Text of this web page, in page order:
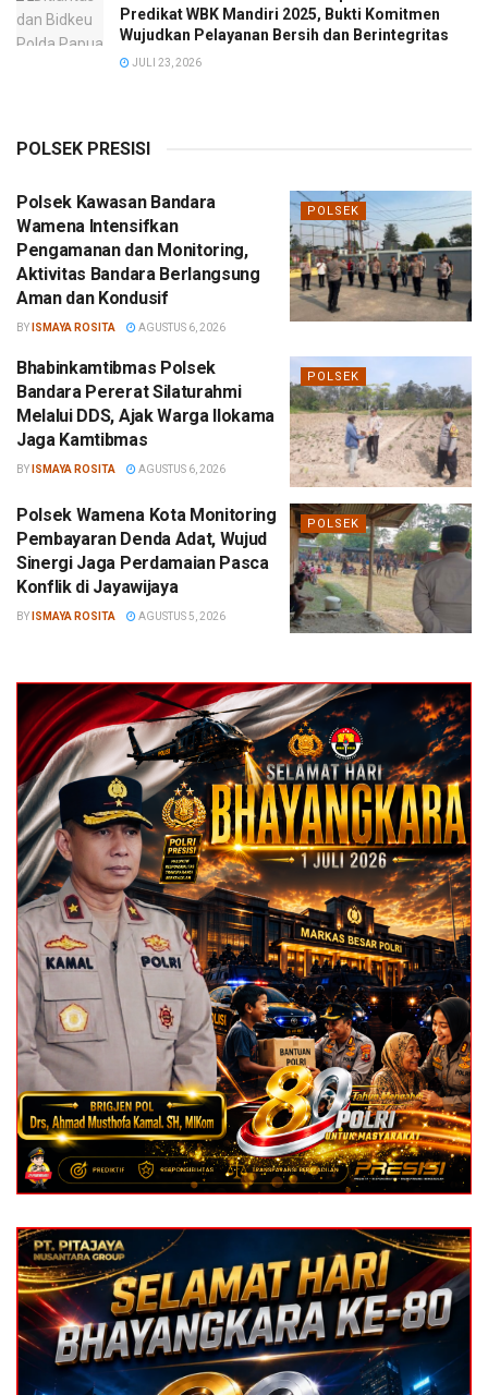
Predikat WBK Mandiri 2025, Bukti Komitmen
Wujudkan Pelayanan Bersih dan Berintegritas
JULI 23, 2026
POLSEK PRESISI
POLSEK
Polsek Kawasan Bandara
Wamena Intensifkan
Pengamanan dan Monitoring,
Aktivitas Bandara Berlangsung
Aman dan Kondusif
BY ISMAYA ROSITA AGUSTUS 6, 2026
POLSEK
Bhabinkamtibmas Polsek
Bandara Pererat Silaturahmi
Melalui DDS, Ajak Warga Ilokama
Jaga Kamtibmas
BY ISMAYA ROSITA AGUSTUS 6, 2026
POLSEK
Polsek Wamena Kota Monitoring
Pembayaran Denda Adat, Wujud
Sinergi Jaga Perdamaian Pasca
Konflik di Jayawijaya
BY ISMAYA ROSITA AGUSTUS 5, 2026